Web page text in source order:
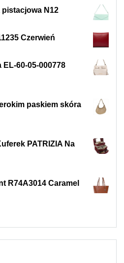
N12
Czerwień
60-05-000778
paskiem skóra
PATRIZIA Na
R74A3014 Caramel